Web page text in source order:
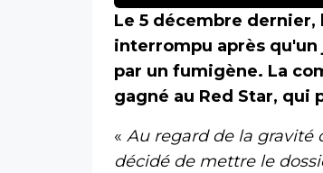
Le 5 décembre
interrompu après
par un fumigène. La
gagné au Red Star, qui
« Au regard de la gravité
décidé de mettre le